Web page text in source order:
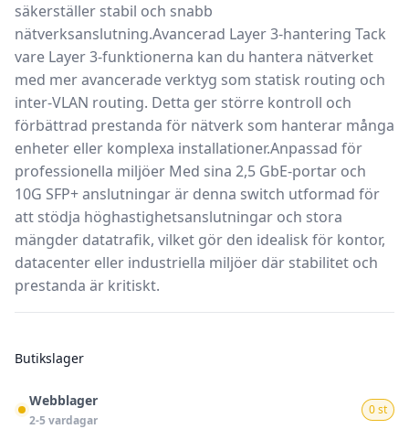
säkerställer stabil och snabb
nätverksanslutning.Avancerad Layer 3-hantering Tack
vare Layer 3-funktionerna kan du hantera nätverket
med mer avancerade verktyg som statisk routing och
inter-VLAN routing. Detta ger större kontroll och
förbättrad prestanda för nätverk som hanterar många
enheter eller komplexa installationer.Anpassad för
professionella miljöer Med sina 2,5 GbE-portar och
10G SFP+ anslutningar är denna switch utformad för
att stödja höghastighetsanslutningar och stora
mängder datatrafik, vilket gör den idealisk för kontor,
datacenter eller industriella miljöer där stabilitet och
prestanda är kritiskt.
Butikslager
Webblager
2-5 vardagar
0 st